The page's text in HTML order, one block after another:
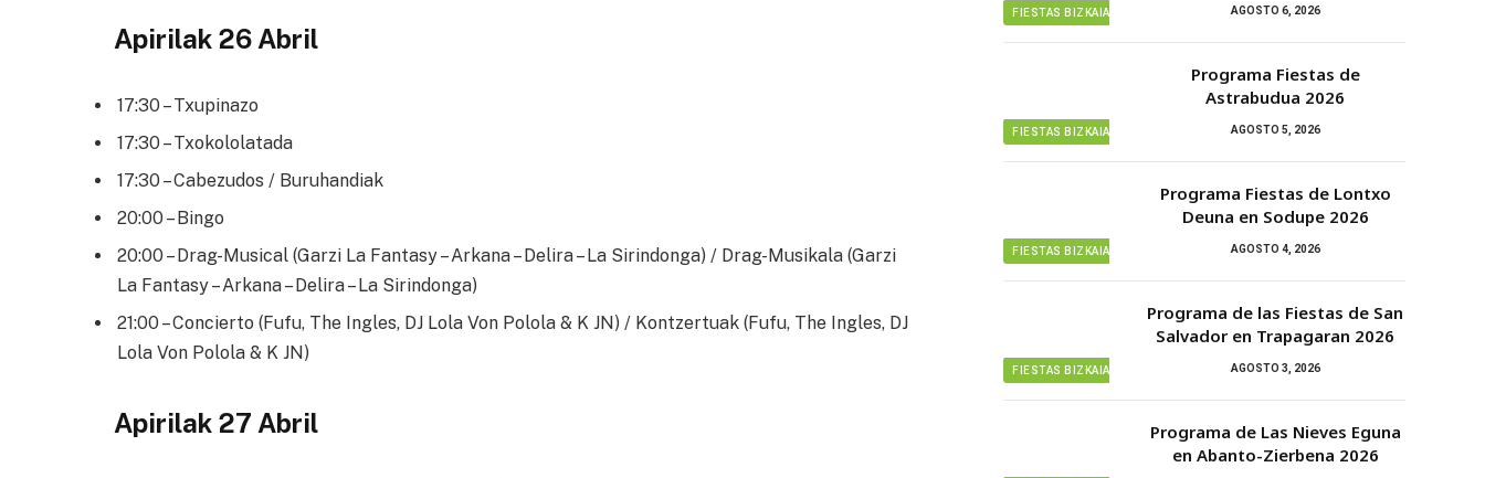
Apirilak 26 Abril
17:30 – Txupinazo
17:30 – Txokololatada
17:30 – Cabezudos / Buruhandiak
20:00 – Bingo
20:00 – Drag-Musical (Garzi La Fantasy – Arkana – Delira – La Sirindonga) / Drag-Musikala (Garzi
La Fantasy – Arkana – Delira – La Sirindonga)
21:00 – Concierto (Fufu, The Ingles, DJ Lola Von Polola & K JN) / Kontzertuak (Fufu, The Ingles, DJ
Lola Von Polola & K JN)
Apirilak 27 Abril
FIESTAS BIZKAIA AGOSTO 6, 2026
FIESTAS BIZKAIA
Programa Fiestas de
Astrabudua 2026
AGOSTO 5, 2026
FIESTAS BIZKAIA
Programa Fiestas de Lontxo
Deuna en Sodupe 2026
AGOSTO 4, 2026
FIESTAS BIZKAIA
Programa de las Fiestas de San
Salvador en Trapagaran 2026
AGOSTO 3, 2026
Programa de Las Nieves Eguna
en Abanto-Zierbena 2026